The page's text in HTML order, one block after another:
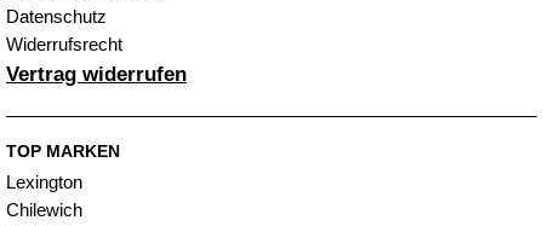
Datenschutz
Widerrufsrecht
Vertrag widerrufen
TOP MARKEN
Lexington
Chilewich